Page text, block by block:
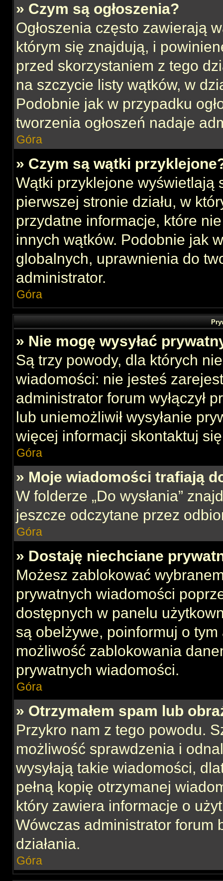
» Czym są ogłoszenia?
Ogłoszenia często zawierają
którym się znajdują, i
przed skorzystaniem z tego
na szczycie listy wątków, w
Podobnie jak w przypadku
tworzenia ogłoszeń nadaje
Góra
» Czym są wątki
Wątki przyklejone wyświetlają
pierwszej stronie działu, w
przydatne informacje, które
innych wątków. Podobnie jak
globalnych, uprawnienia do
administrator.
Góra
» Nie mogę wysyłać
Są trzy powody, dla których
wiadomości: nie jesteś
administrator forum wyłączył
lub uniemożliwił wysyłanie
więcej informacji skontaktuj
Góra
» Moje wiadomości trafiają
W folderze „Do wysłania”
jeszcze odczytane przez
Góra
» Dostaję niechciane
Możesz zablokować
prywatnych wiadomości
dostępnych w panelu
są obelżywe, poinformuj o
możliwość zablokowania
prywatnych wiadomości.
Góra
» Otrzymałem spam lub
Przykro nam z tego powodu.
możliwość sprawdzenia i
wysyłają takie wiadomości,
pełną kopię otrzymanej
który zawiera informacje o
Wówczas administrator forum
działania.
Góra